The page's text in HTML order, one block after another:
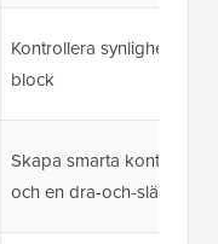
Kontrollera synligheten
block
Skapa smarta
och en dra-och-släpp-